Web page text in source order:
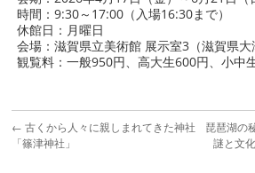
時間：9:30～17:00（入場16:30まで）
休館日：月曜日
会場：滋賀県立美術館 展示室3（滋賀県大
観覧料：一般950円、高大生600円、小中
← 古くから人々に親しまれてきた神社
「篠津神社」
琵琶湖の
謎と文